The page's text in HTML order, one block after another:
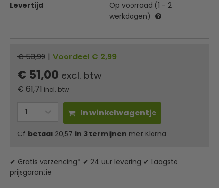
Levertijd
Op voorraad (1 - 2
werkdagen)
€ 53,99 | Voordeel € 2,99
€ 51,00 excl. btw
€ 61,71 incl. btw
In winkelwagentje
Of betaal 20,57 in 3 termijnen met Klarna
✔ Gratis verzending* ✔ 24 uur levering ✔ Laagste
prijsgarantie